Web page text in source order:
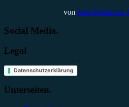
von Julia Köhler14.
Social Media.
Legal
Datenschutzerklärung
Unterseiten.